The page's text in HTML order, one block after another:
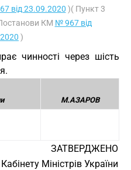
від 23.09.2020 )( Пункт 3
КМ № 967 від
)
чинності через шість
М.АЗАРОВ
ЗАТВЕРДЖЕНО
Міністрів України